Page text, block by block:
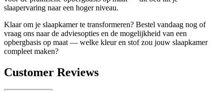
slaapervaring naar een hoger niveau.
Klaar om je slaapkamer te transformeren? Bestel vandaag nog of
vraag ons naar de adviesopties en de mogelijkheid van een
opbergbasis op maat — welke kleur en stof zou jouw slaapkamer
compleet maken?
Customer Reviews